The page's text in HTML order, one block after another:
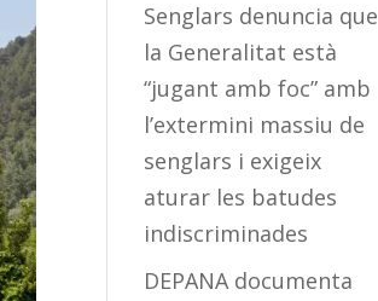
Senglars denuncia que
la Generalitat està
“jugant amb foc” amb
l’extermini massiu de
senglars i exigeix
aturar les batudes
indiscriminades
DEPANA documenta